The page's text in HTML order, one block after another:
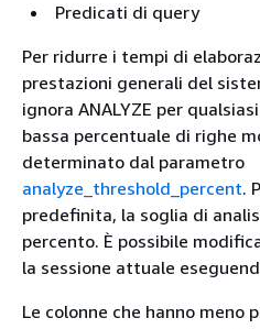
Predicati di query
Per ridurre i tempi di
prestazioni generali del
ignora ANALYZE per
bassa percentuale di righe
determinato dal parametro
analyze_threshold_percent.
predefinita, la soglia di
percento. È possibile
la sessione attuale
Le colonne che hanno meno